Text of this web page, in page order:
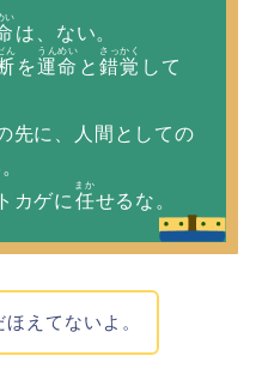
い
は、ない。
ん
を運命
うんめい
と 錯覚
さっかく
して
先に、人間としての
カゲに 任
まか
せるな。
えてないよ。